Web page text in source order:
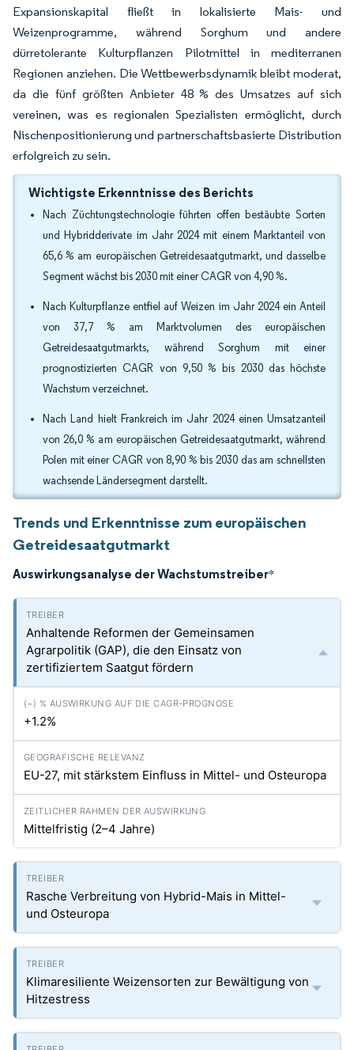
Expansionskapital fließt in lokalisierte Mais- und
Weizenprogramme, während Sorghum und andere
dürretolerante Kulturpflanzen Pilotmittel in mediterranen
Regionen anziehen. Die Wettbewerbsdynamik bleibt moderat,
da die fünf größten Anbieter 48 % des Umsatzes auf sich
vereinen, was es regionalen Spezialisten ermöglicht, durch
Nischenpositionierung und partnerschaftsbasierte Distribution
erfolgreich zu sein.
Wichtigste Erkenntnisse des Berichts
Nach Züchtungstechnologie führten offen bestäubte Sorten
und Hybridderivate im Jahr 2024 mit einem Marktanteil von
65,6 % am europäischen Getreidesaatgutmarkt, und dasselbe
Segment wächst bis 2030 mit einer CAGR von 4,90 %.
Nach Kulturpflanze entfiel auf Weizen im Jahr 2024 ein Anteil
von 37,7 % am Marktvolumen des europäischen
Getreidesaatgutmarkts, während Sorghum mit einer
prognostizierten CAGR von 9,50 % bis 2030 das höchste
Wachstum verzeichnet.
Nach Land hielt Frankreich im Jahr 2024 einen Umsatzanteil
von 26,0 % am europäischen Getreidesaatgutmarkt, während
Polen mit einer CAGR von 8,90 % bis 2030 das am schnellsten
wachsende Ländersegment darstellt.
Trends und Erkenntnisse zum europäischen
Getreidesaatgutmarkt
Auswirkungsanalyse der Wachstumstreiber*
Anhaltende Reformen der Gemeinsamen
Agrarpolitik (GAP), die den Einsatz von
zertifiziertem Saatgut fördern
+1.2%
EU-27, mit stärkstem Einfluss in Mittel- und Osteuropa
Mittelfristig (2–4 Jahre)
Rasche Verbreitung von Hybrid-Mais in Mittel-
und Osteuropa
Klimaresiliente Weizensorten zur Bewältigung von
Hitzestress